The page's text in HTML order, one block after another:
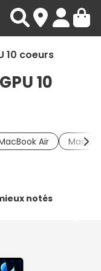
10 coeurs
10
Air
notés